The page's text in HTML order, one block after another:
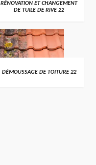
RÉNOVATION ET CHANGEMENT
DE TUILE DE RIVE 22
DÉMOUSSAGE DE TOITURE 22